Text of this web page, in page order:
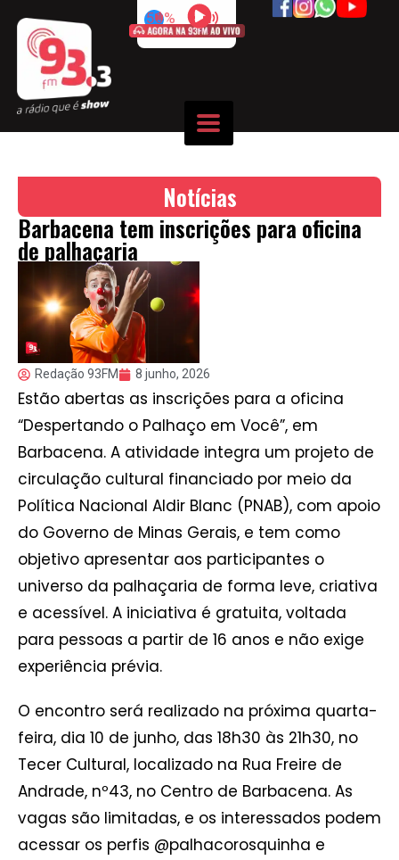
50%
Notícias
Barbacena tem inscrições para oficina
de palhaçaria
Redação 93FM 8 junho, 2026
Estão abertas as inscrições para a oficina
“Despertando o Palhaço em Você”, em
Barbacena. A atividade integra um projeto de
circulação cultural financiado por meio da
Política Nacional Aldir Blanc (PNAB), com apoio
do Governo de Minas Gerais, e tem como
objetivo apresentar aos participantes o
universo da palhaçaria de forma leve, criativa
e acessível. A iniciativa é gratuita, voltada
para pessoas a partir de 16 anos e não exige
experiência prévia.
O encontro será realizado na próxima quarta-
feira, dia 10 de junho, das 18h30 às 21h30, no
Tecer Cultural, localizado na Rua Freire de
Andrade, nº43, no Centro de Barbacena. As
vagas são limitadas, e os interessados podem
acessar os perfis @palhacorosquinha e